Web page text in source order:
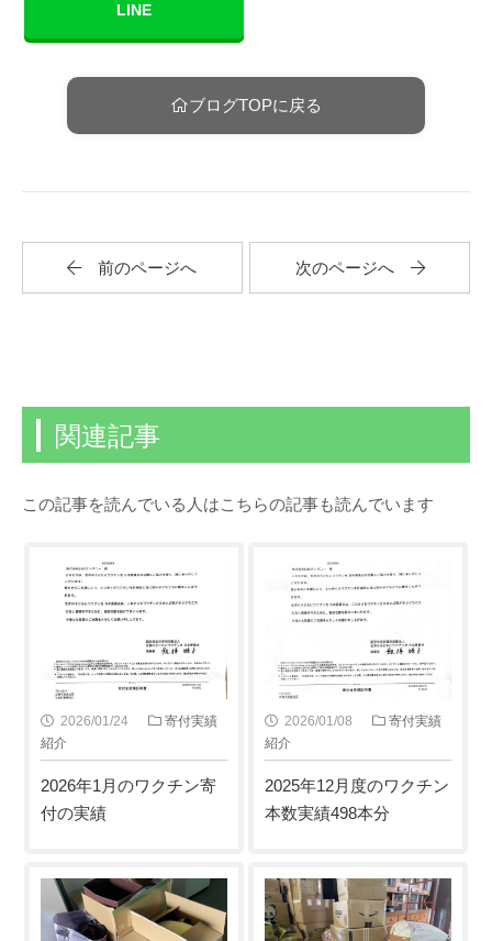
LINE
ブログTOPに戻る
前のページへ 次のページへ
関連記事
この記事を読んでいる人はこちらの記事も読んでいます
2026/01/24
寄付実績
紹介
2026年1月のワクチン寄
付の実績
2026/01/08
寄付実績
紹介
2025年12月度のワクチン
本数実績498本分